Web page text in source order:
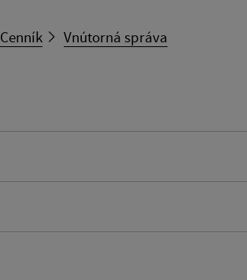
Cenník Vnútorná správa